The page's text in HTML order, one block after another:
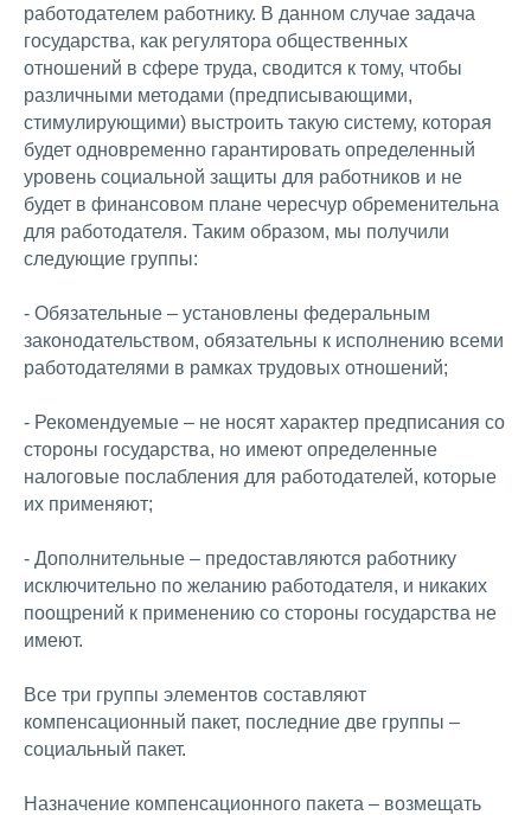
работодателем работнику. В данном случае задача
государства, как регулятора общественных
отношений в сфере труда, сводится к тому, чтобы
различными методами (предписывающими,
стимулирующими) выстроить такую систему, которая
будет одновременно гарантировать определенный
уровень социальной защиты для работников и не
будет в финансовом плане чересчур обременительна
для работодателя. Таким образом, мы получили
следующие группы:
- Обязательные – установлены федеральным
законодательством, обязательны к исполнению всеми
работодателями в рамках трудовых отношений;
- Рекомендуемые – не носят характер предписания со
стороны государства, но имеют определенные
налоговые послабления для работодателей, которые
их применяют;
- Дополнительные – предоставляются работнику
исключительно по желанию работодателя, и никаких
поощрений к применению со стороны государства не
имеют.
Все три группы элементов составляют
компенсационный пакет, последние две группы –
социальный пакет.
Назначение компенсационного пакета – возмещать